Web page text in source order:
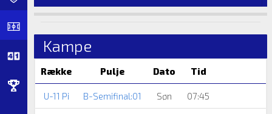
Kampe
Række Pulje Dato Tid
U-11 Pi B-Semifinal:01 Søn 07:45